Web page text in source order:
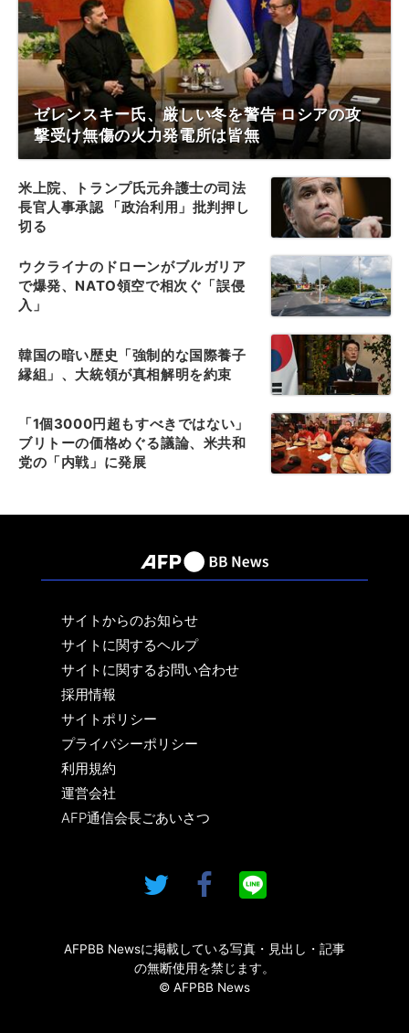
ゼレンスキー氏、厳しい冬を警告 ロシアの攻
撃受け無傷の火力発電所は皆無
米上院、トランプ氏元弁護士の司法
長官人事承認 「政治利用」批判押し
切る
ウクライナのドローンがブルガリア
で爆発、NATO領空で相次ぐ「誤侵
入」
韓国の暗い歴史「強制的な国際養子
縁組」、大統領が真相解明を約束
「1個3000円超もすべきではない」
ブリトーの価格めぐる議論、米共和
党の「内戦」に発展
サイトからのお知らせ
サイトに関するヘルプ
サイトに関するお問い合わせ
採用情報
サイトポリシー
プライバシーポリシー
利用規約
運営会社
AFP通信会長ごあいさつ
AFPBB Newsに掲載している写真・見出し・記事
の無断使用を禁じます。
© AFPBB News